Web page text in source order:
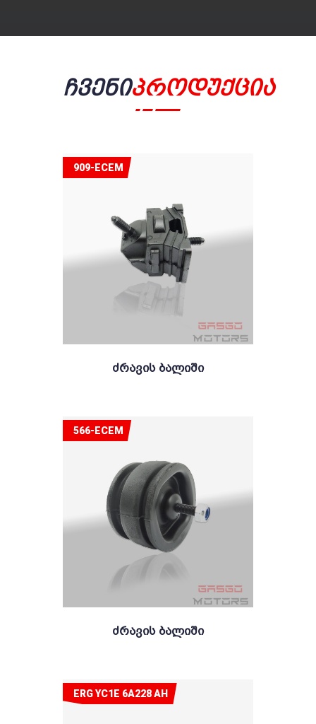
ᲩვენიᲞროდუქცია
Ძრავის Ბალიში
909-ECEM
Ძრავის Ბალიში
566-ECEM
ERG YC1E 6A228 AH